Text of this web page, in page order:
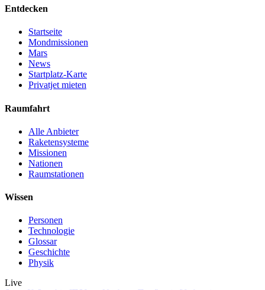
Entdecken
Startseite
Mondmissionen
Mars
News
Startplatz-Karte
Privatjet mieten
Raumfahrt
Alle Anbieter
Raketensysteme
Missionen
Nationen
Raumstationen
Wissen
Personen
Technologie
Glossar
Geschichte
Physik
Live